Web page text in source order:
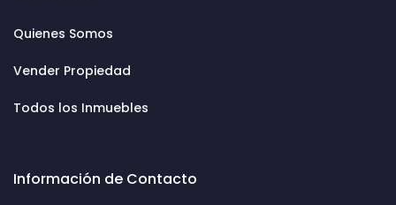
Quienes Somos
Vender Propiedad
Todos los Inmuebles
Información de Contacto